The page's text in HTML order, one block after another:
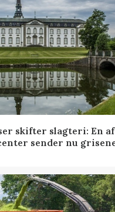
skifter slagteri: En
sender nu